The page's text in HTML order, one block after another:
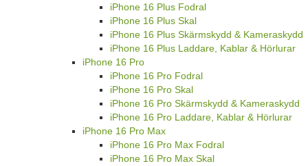
iPhone 16 Plus Fodral
iPhone 16 Plus Skal
iPhone 16 Plus Skärmskydd & Kameraskydd
iPhone 16 Plus Laddare, Kablar & Hörlurar
iPhone 16 Pro
iPhone 16 Pro Fodral
iPhone 16 Pro Skal
iPhone 16 Pro Skärmskydd & Kameraskydd
iPhone 16 Pro Laddare, Kablar & Hörlurar
iPhone 16 Pro Max
iPhone 16 Pro Max Fodral
iPhone 16 Pro Max Skal